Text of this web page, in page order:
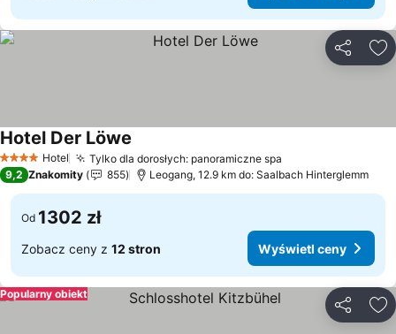
4 KategoriaHotel Tylko dla dorosłych: panoramiczne spa
Hotel Der Löwe
9,2 Znakomity 855 Leogang, 12.9 km do: Saalbach Hinterglemm
Od 1302 zł
Zobacz ceny z 12 stron Wyświetl ceny
Popularny obiekt